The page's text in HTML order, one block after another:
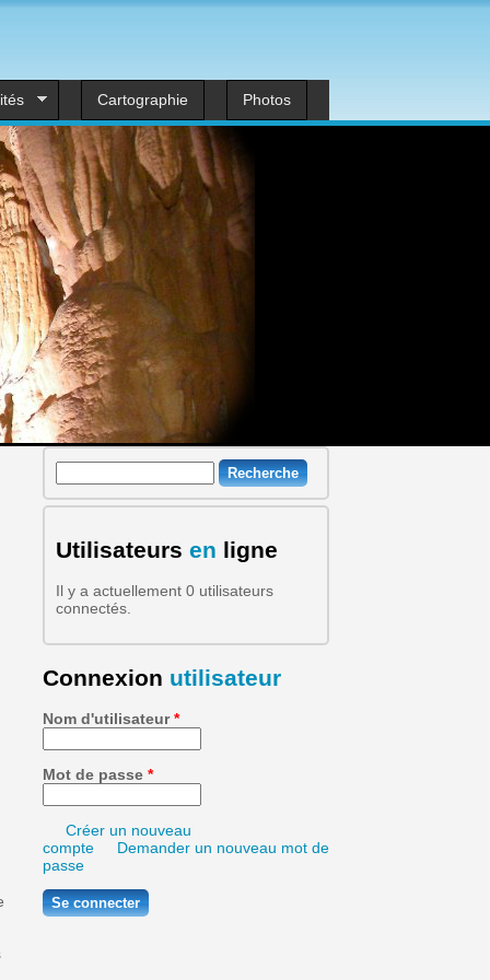
Cartographie Photos
Formulaire de recherche
Recherche
Utilisateurs en ligne
Il y a actuellement 0 utilisateurs
connectés.
Connexion utilisateur
Nom d'utilisateur*
Mot de passe *
Créer un nouveau
compte
Demander un nouveau mot de
passe